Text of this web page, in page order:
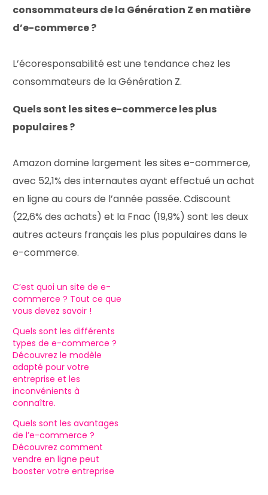
consommateurs de la Génération Z en matière
d’e-commerce ?
L’écoresponsabilité est une tendance chez les
consommateurs de la Génération Z.
Quels sont les sites e-commerce les plus
populaires ?
Amazon domine largement les sites e-commerce,
avec 52,1% des internautes ayant effectué un achat
en ligne au cours de l’année passée. Cdiscount
(22,6% des achats) et la Fnac (19,9%) sont les deux
autres acteurs français les plus populaires dans le
e-commerce.
C’est quoi un site de e-
commerce ? Tout ce que
vous devez savoir !
Quels sont les différents
types de e-commerce ?
Découvrez le modèle
adapté pour votre
entreprise et les
inconvénients à
connaître.
Quels sont les avantages
de l’e-commerce ?
Découvrez comment
vendre en ligne peut
booster votre entreprise